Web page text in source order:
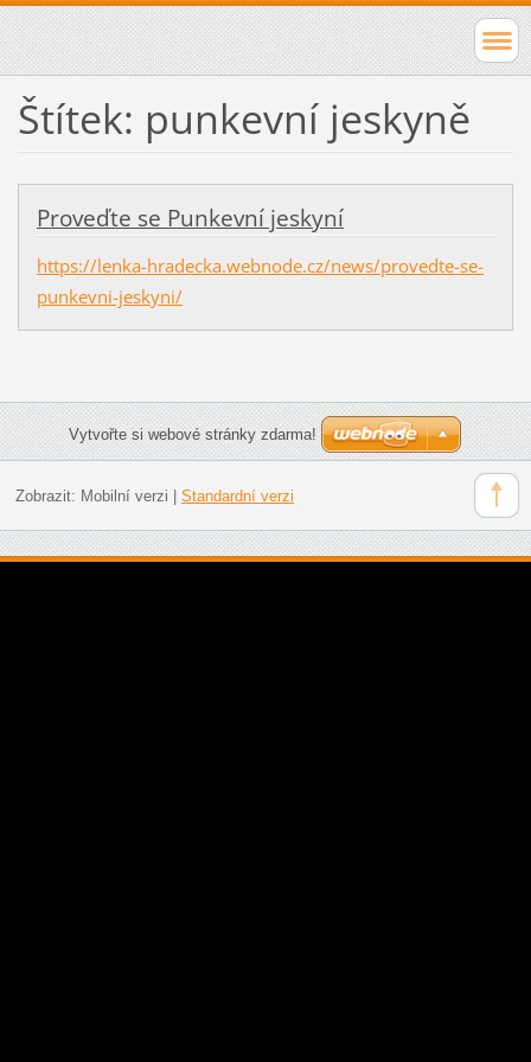
Štítek: punkevní jeskyně
Proveďte se Punkevní jeskyní
https://lenka-hradecka.webnode.cz/news/provedte-se-
punkevni-jeskyni/
Vytvořte si webové stránky zdarma!
Zobrazit: Mobilní verzi Standardní verzi